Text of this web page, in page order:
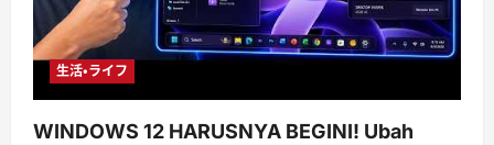
生活・ライフ
WINDOWS 12 HARUSNYA BEGINI! Ubah